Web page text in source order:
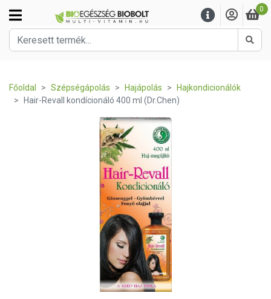
0
Főoldal Szépségápolás Hajápolás
Hajkondicionálók
Hair-Revall kondícionáló 400 ml (Dr.Chen)